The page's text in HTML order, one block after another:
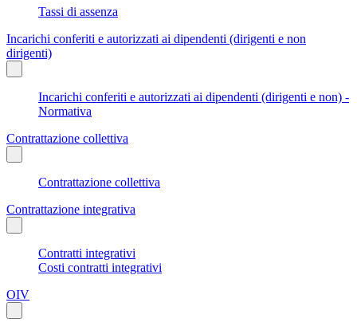
Tassi di assenza
Incarichi conferiti e autorizzati ai dipendenti (dirigenti e non
dirigenti)
Incarichi conferiti e autorizzati ai dipendenti (dirigenti e non) -
Normativa
Contrattazione collettiva
Contrattazione collettiva
Contrattazione integrativa
Contratti integrativi
Costi contratti integrativi
OIV